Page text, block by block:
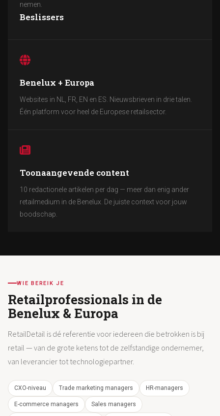
nemen.
Beslissers
Benelux + Europa
Websites in NL, FR, EN en ES. Nieuwsbrieven in drie talen.
Één platform voor heel de Europese retailsector.
Toonaangevende content
10 redactionele artikelen per dag — meer dan enig ander
retailmedium in de Benelux. De juiste context voor jouw
boodschap.
WIE BEREIK JE
Retailprofessionals in de
Benelux & Europa
RetailDetail is dé referentie voor iedereen die betrokken is bij
retail — van de grote ketens tot de zelfstandige ondernemer,
van leverancier tot technologiepartner.
CXO-niveau Trade marketing managers HR-managers
E-commerce managers Sales managers